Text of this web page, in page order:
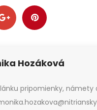
Hozáková
pripomienky,